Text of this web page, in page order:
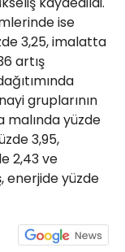
ise
3,25, imalatta
artış
gruplarının
malında yüzde
3,95,
2,43 ve
enerjide yüzde